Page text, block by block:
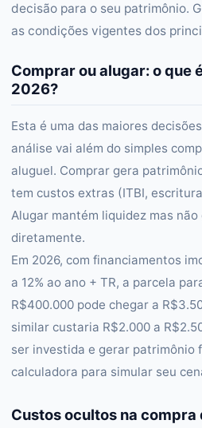
decisão para o seu patrimônio.
as condições vigentes dos
Comprar ou alugar: o que
2026?
Esta é uma das maiores
análise vai além do simples
aluguel. Comprar gera
tem custos extras (ITBI,
Alugar mantém liquidez mas
diretamente.
Em 2026, com financiamentos
a 12% ao ano + TR, a parcela
R$400.000 pode chegar a
similar custaria R$2.000 a
ser investida e gerar patrimônio
calculadora para simular seu
Custos ocultos na compra